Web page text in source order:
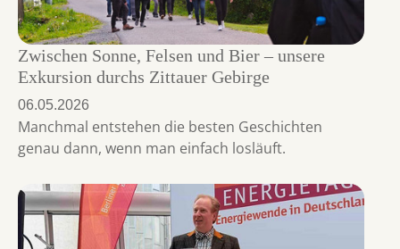
Zwischen Sonne, Felsen und Bier – unsere
Exkursion durchs Zittauer Gebirge
06.05.2026
Manchmal entstehen die besten Geschichten
genau dann, wenn man einfach losläuft.